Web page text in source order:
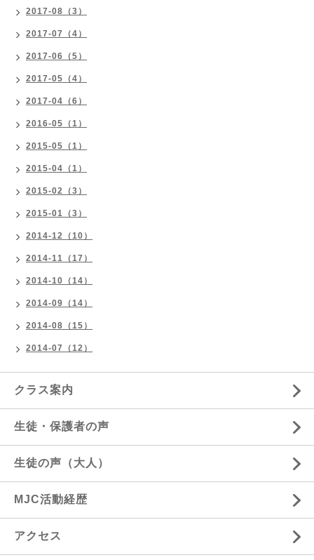
2017-08（3）
2017-07（4）
2017-06（5）
2017-05（4）
2017-04（6）
2016-05（1）
2015-05（1）
2015-04（1）
2015-02（3）
2015-01（3）
2014-12（10）
2014-11（17）
2014-10（14）
2014-09（14）
2014-08（15）
2014-07（12）
クラス案内
生徒・保護者の声
生徒の声（大人）
MJC活動経歴
アクセス